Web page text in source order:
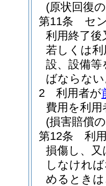
(原状回復
第11条
セ
利用終了後
若しくは
設、設備
ばならな
2
利用者が
費用を利
(損害賠償
第12条
利
損傷し、
しなけれ
めるとき